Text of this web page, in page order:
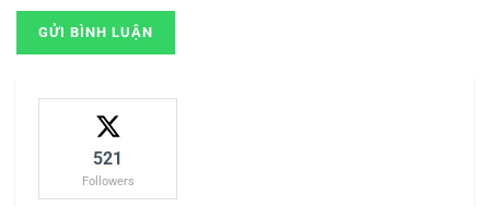
521
Followers